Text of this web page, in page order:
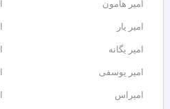
امیر هامون
امیر یار
امیر یگانه
امیر یوسفی
امیراس